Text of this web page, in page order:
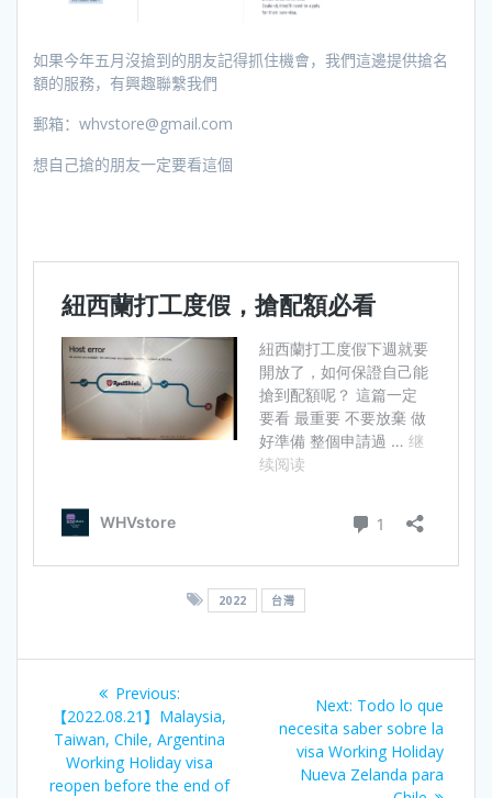
如果今年五月沒搶到的朋友記得抓住機會，我們這邊提供搶名
額的服務，有興趣聯繫我們
郵箱：whvstore@gmail.com
想自己搶的朋友一定要看這個
2022 台灣
导
Previous:Previous
post:
【2022.08.21】Malaysia,
Taiwan, Chile, Argentina
Working Holiday visa
reopen before the end of
Next: Next
post:
Todo lo que
necesita saber sobre la
visa Working Holiday
Nueva Zelanda para